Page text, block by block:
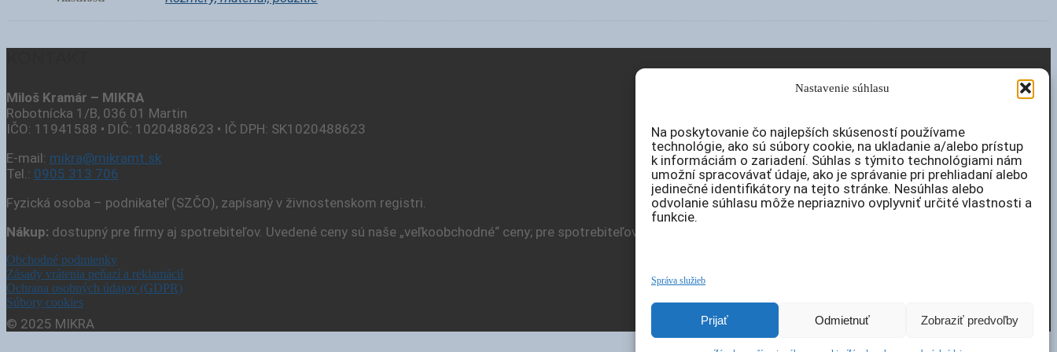
Nastavenie súhlasu
Na poskytovanie čo najlepších skúseností používame
technológie, ako sú súbory cookie, na ukladanie a/alebo prístup
k informáciám o zariadení. Súhlas s týmito technológiami nám
umožní spracovávať údaje, ako je správanie pri prehliadaní alebo
jedinečné identifikátory na tejto stránke. Nesúhlas alebo
odvolanie súhlasu môže nepriaznivo ovplyvniť určité vlastnosti a
funkcie.
Správa služieb
Prijať Odmietnuť Zobraziť predvoľby
Miloš Kramár – MIKRA
Robotnícka 1/B, 036 01 Martin
IČO: 11941588 • DIČ: 1020488623 • IČ DPH: SK1020488623
E-mail: mikra@mikramt.sk
Tel.: 0905 313 706
Fyzická osoba – podnikateľ (SZČO), zapísaný v živnostenskom registri.
Nákup: dostupný pre firmy aj spotrebiteľov. Uvedené ceny sú naše „veľkoobchodné“ ceny; pre spotrebiteľov zobrazujeme konečnú cenu
Obchodné podmienky
Zásady vrátenia peňazí a reklamácií
Ochrana osobných údajov (GDPR)
Súbory cookies
© 2025 MIKRA